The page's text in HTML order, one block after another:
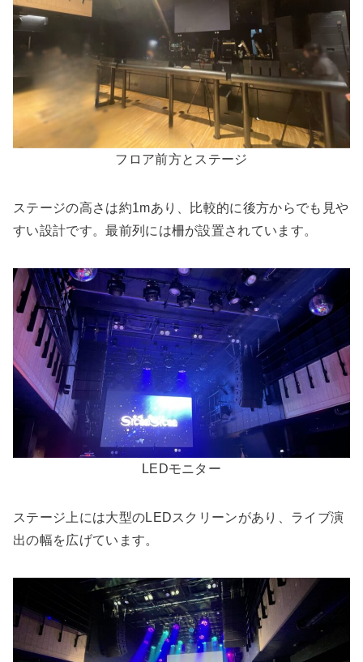
フロア前方とステージ
ステージの高さは約1mあり、比較的に後方からでも見や
すい設計です。最前列には柵が設置されています。
LEDモニター
ステージ上には大型のLEDスクリーンがあり、ライブ演
出の幅を広げています。